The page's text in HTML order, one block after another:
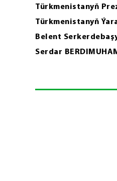
Türkmenistanyň
Türkmenistanyň
Belent
Serdar